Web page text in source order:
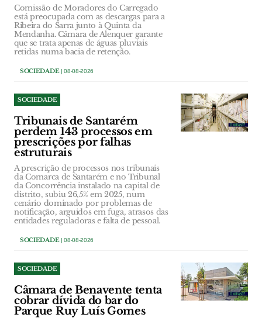
Comissão de Moradores do Carregado
está preocupada com as descargas para a
Ribeira do Sarra junto à Quinta da
Mendanha. Câmara de Alenquer garante
que se trata apenas de águas pluviais
retidas numa bacia de retenção.
SOCIEDADE| 08-08-2026
SOCIEDADE
Tribunais de Santarém
perdem 143 processos em
prescrições por falhas
estruturais
A prescrição de processos nos tribunais
da Comarca de Santarém e no Tribunal
da Concorrência instalado na capital de
distrito, subiu 26,5% em 2025, num
cenário dominado por problemas de
notificação, arguidos em fuga, atrasos das
entidades reguladoras e falta de pessoal.
SOCIEDADE| 08-08-2026
SOCIEDADE
Câmara de Benavente tenta
cobrar dívida do bar do
Parque Ruy Luís Gomes